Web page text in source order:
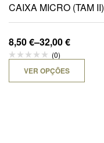
CAIXA MICRO (TAM II)
8,50€–32,00€
(0)
VER OPÇÕES